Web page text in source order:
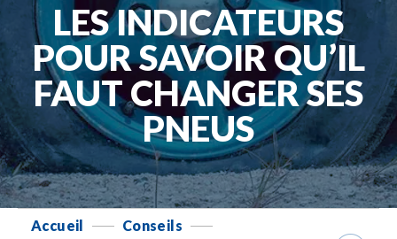
LES INDICATEURS
POUR SAVOIR QU’IL
FAUT CHANGER SES
PNEUS
Accueil - Conseils
-